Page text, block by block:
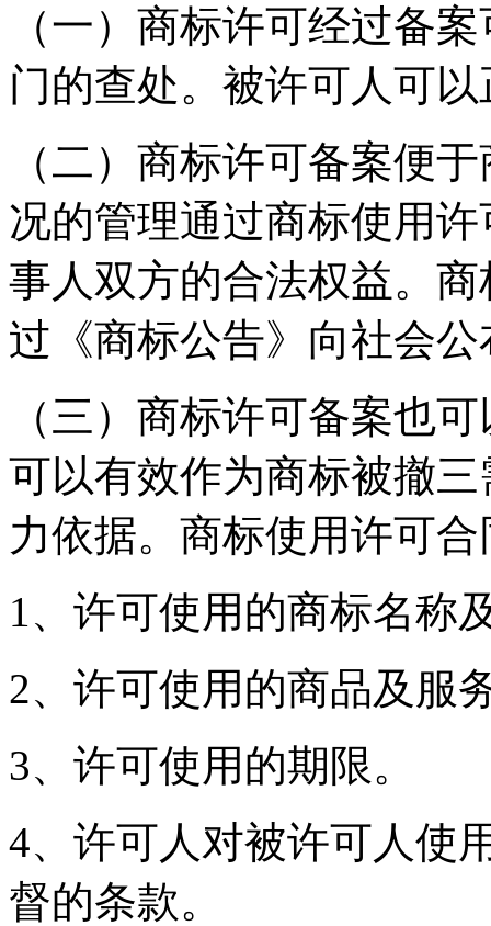
（一）商标许可经过备
门的查处。被许可人可
（二）商标许可备案便
况的管理通过商标使用
事人双方的合法权益。
过《商标公告》向社会
（三）商标许可备案也
可以有效作为商标被撤
力依据。商标使用许可
1、许可使用的商标名称
2、许可使用的商品及服
3、许可使用的期限。
4、许可人对被许可人使
督的条款。